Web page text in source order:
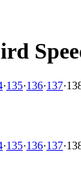
·135·136·137·
·135·136·137·